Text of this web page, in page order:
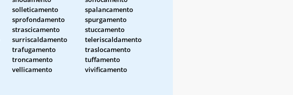
solleticamento
spalancamento
sprofondamento
spurgamento
strascicamento
stuccamento
surriscaldamento
teleriscaldamento
trafugamento
traslocamento
troncamento
tuffamento
vellicamento vivificamento